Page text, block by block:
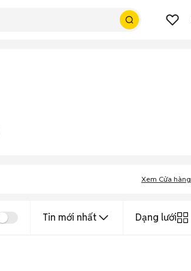
Xem Cửa hàng
Tin mới nhất Dạng lưới